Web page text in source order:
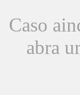
Caso
abra